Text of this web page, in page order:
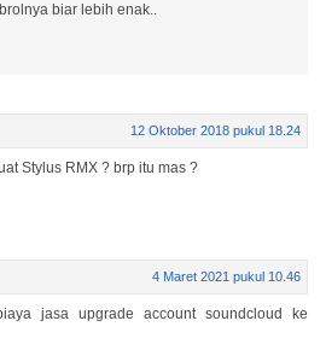
biar lebih enak..
12 Oktober 2018 pukul 18.24
Stylus RMX ? brp itu mas ?
4 Maret 2021 pukul 10.46
jasa upgrade account soundcloud ke